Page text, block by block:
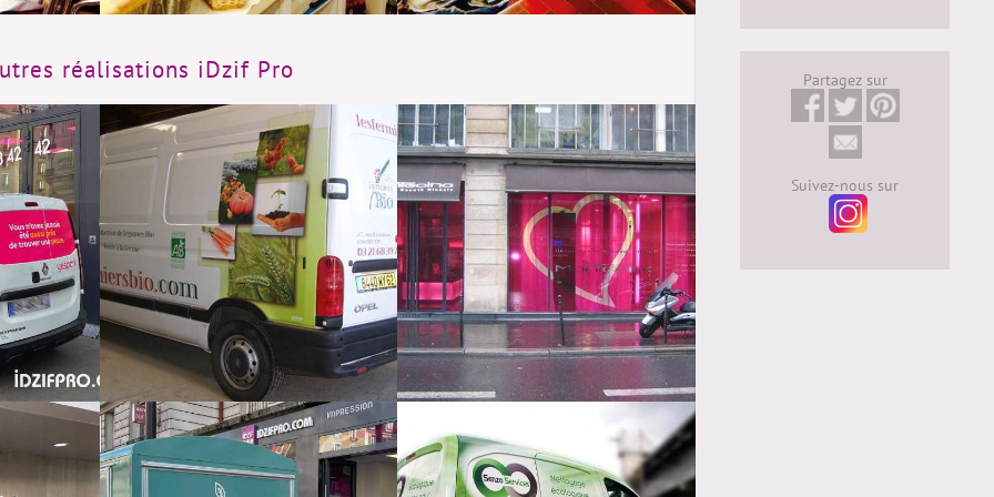
réalisations iDzif Pro Partagez sur
Suivez-nous sur